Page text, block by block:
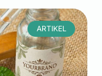
ARTIKEL